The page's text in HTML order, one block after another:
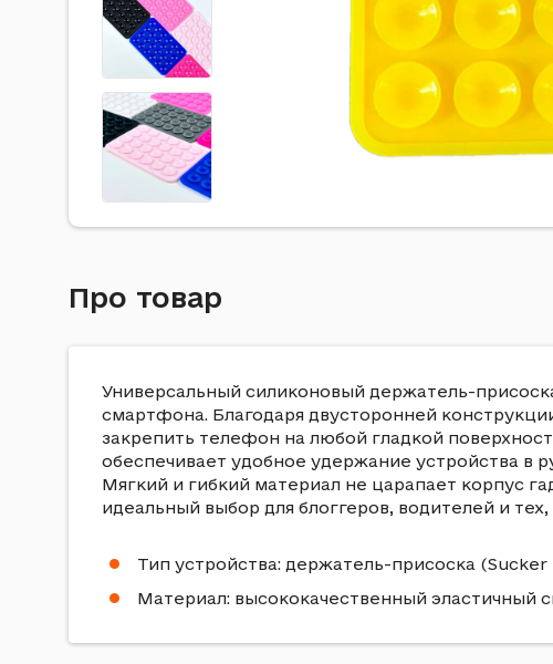
Про товар
Универсальный силиконовый держатель-
смартфона. Благодаря двусторонней
закрепить телефон на любой гладкой
обеспечивает удобное удержание устройства в
Мягкий и гибкий материал не царапает корпус
идеальный выбор для блоггеров, водителей и
Тип устройства: держатель-присоска (Sucker
Материал: высококачественный эластичный